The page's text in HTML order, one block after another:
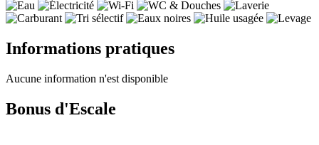
Informations pratiques
Aucune information n'est disponible
Bonus d'Escale